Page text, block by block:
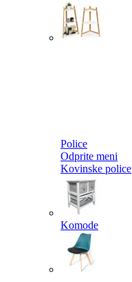
Police
Odprite meni
Kovinske police
Komode